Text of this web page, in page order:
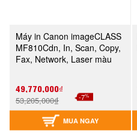
Máy in Canon imageCLASS
MF810Cdn, In, Scan, Copy,
Fax, Network, Laser màu
49,770,000₫
53,205,000₫ -7%
MUA NGAY